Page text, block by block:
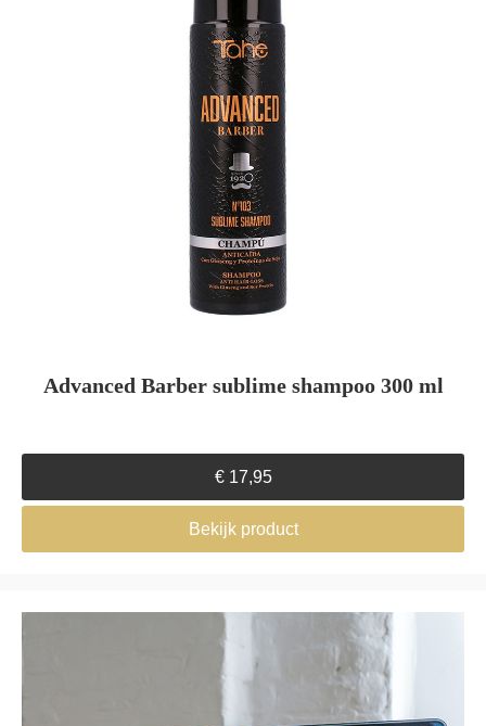
Advanced Barber sublime shampoo 300 ml
€17,95
Bekijk product